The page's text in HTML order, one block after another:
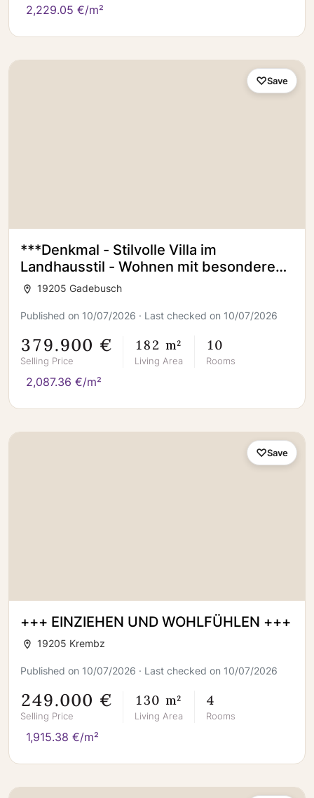
2,229.05 €/m²
***Denkmal - Stilvolle Villa im
Landhausstil - Wohnen mit besonderem
Ambiente***
19205 Gadebusch
Published on 10/07/2026 · Last checked on 10/07/2026
379.900 €
Selling Price
182 m²
Living Area
10
Rooms
2,087.36 €/m²
Save
+++ EINZIEHEN UND WOHLFÜHLEN +++
19205 Krembz
Published on 10/07/2026 · Last checked on 10/07/2026
249.000 €
Selling Price
130 m²
Living Area
4
Rooms
1,915.38 €/m²
Save